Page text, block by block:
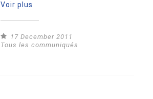
Voir plus
17 December 2011
Tous les communiqués